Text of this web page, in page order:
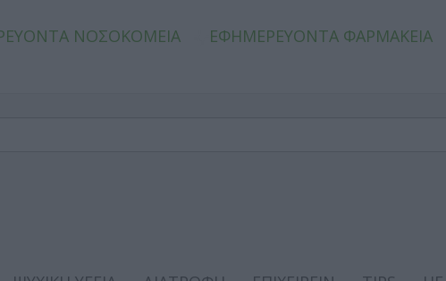
ΝΟΣΟΚΟΜΕΙΑ ΕΦΗΜΕΡΕΥΟΝΤΑ ΦΑΡΜΑΚΕΙΑ